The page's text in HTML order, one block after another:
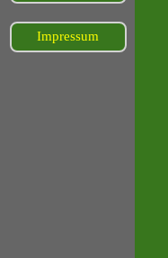
Impressum